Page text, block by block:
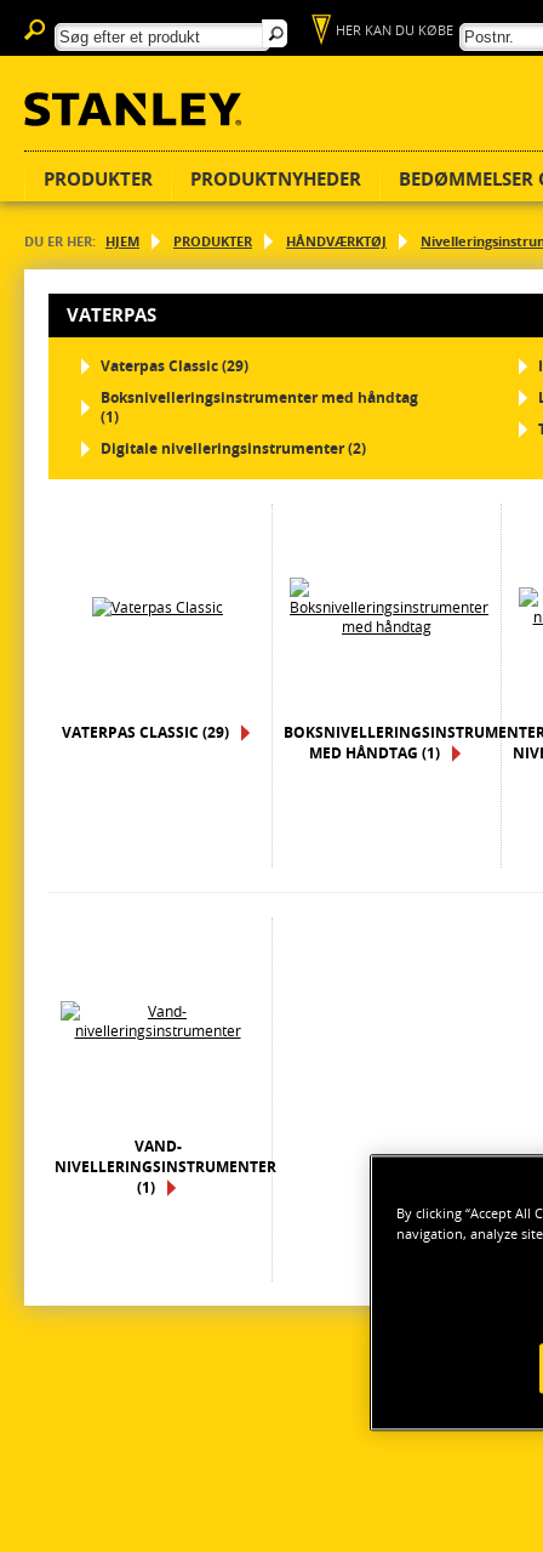
HER KAN DU KØBE
PRODUKTER PRODUKTNYHEDER BEDØMMELSER
DU ER HER: HJEM PRODUKTER HÅNDVÆRKTØJ
VATERPAS
Vaterpas Classic (29)
Boksnivelleringsinstrumenter med håndtag
(1)
Digitale nivelleringsinstrumenter (2)
VATERPAS CLASSIC (29)
MED HÅNDTAG (1)
VAND-
NIVELLERINGSINSTRUMENTER
(1)
By clicking “Accept All
navigation, analyze